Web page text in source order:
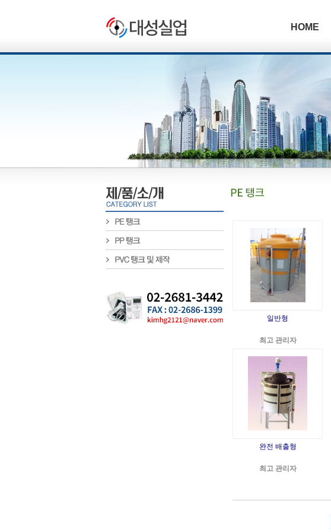
HOME
일반형
최고 관리자
완전 배출형
최고 관리자